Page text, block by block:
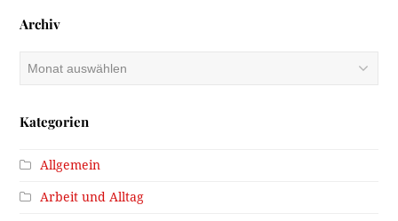
Archiv
Kategorien
Allgemein
Arbeit und Alltag